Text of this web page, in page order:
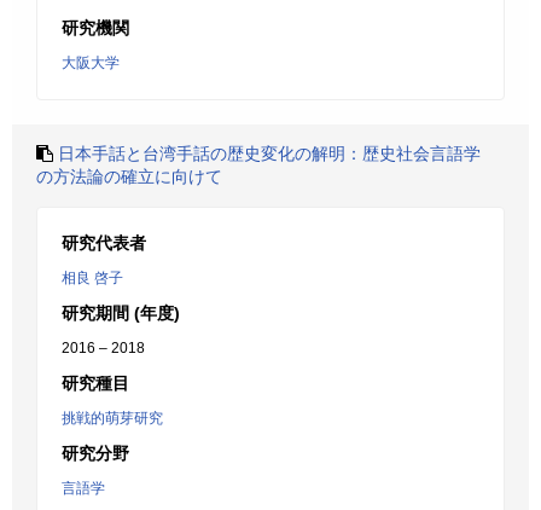
研究機関
大阪大学
日本手話と台湾手話の歴史変化の解明：歴史社会言語学
の方法論の確立に向けて
研究代表者
相良 啓子
研究期間 (年度)
2016 – 2018
研究種目
挑戦的萌芽研究
研究分野
言語学